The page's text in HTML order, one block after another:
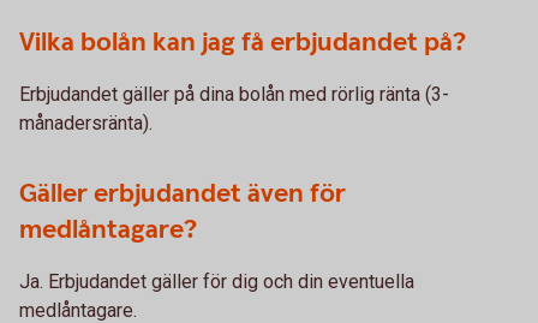
Vilka bolån kan jag få erbjudandet på?
Erbjudandet gäller på dina bolån med rörlig ränta (3-
månadersränta).
Gäller erbjudandet även för
medlåntagare?
Ja. Erbjudandet gäller för dig och din eventuella
medlåntagare.